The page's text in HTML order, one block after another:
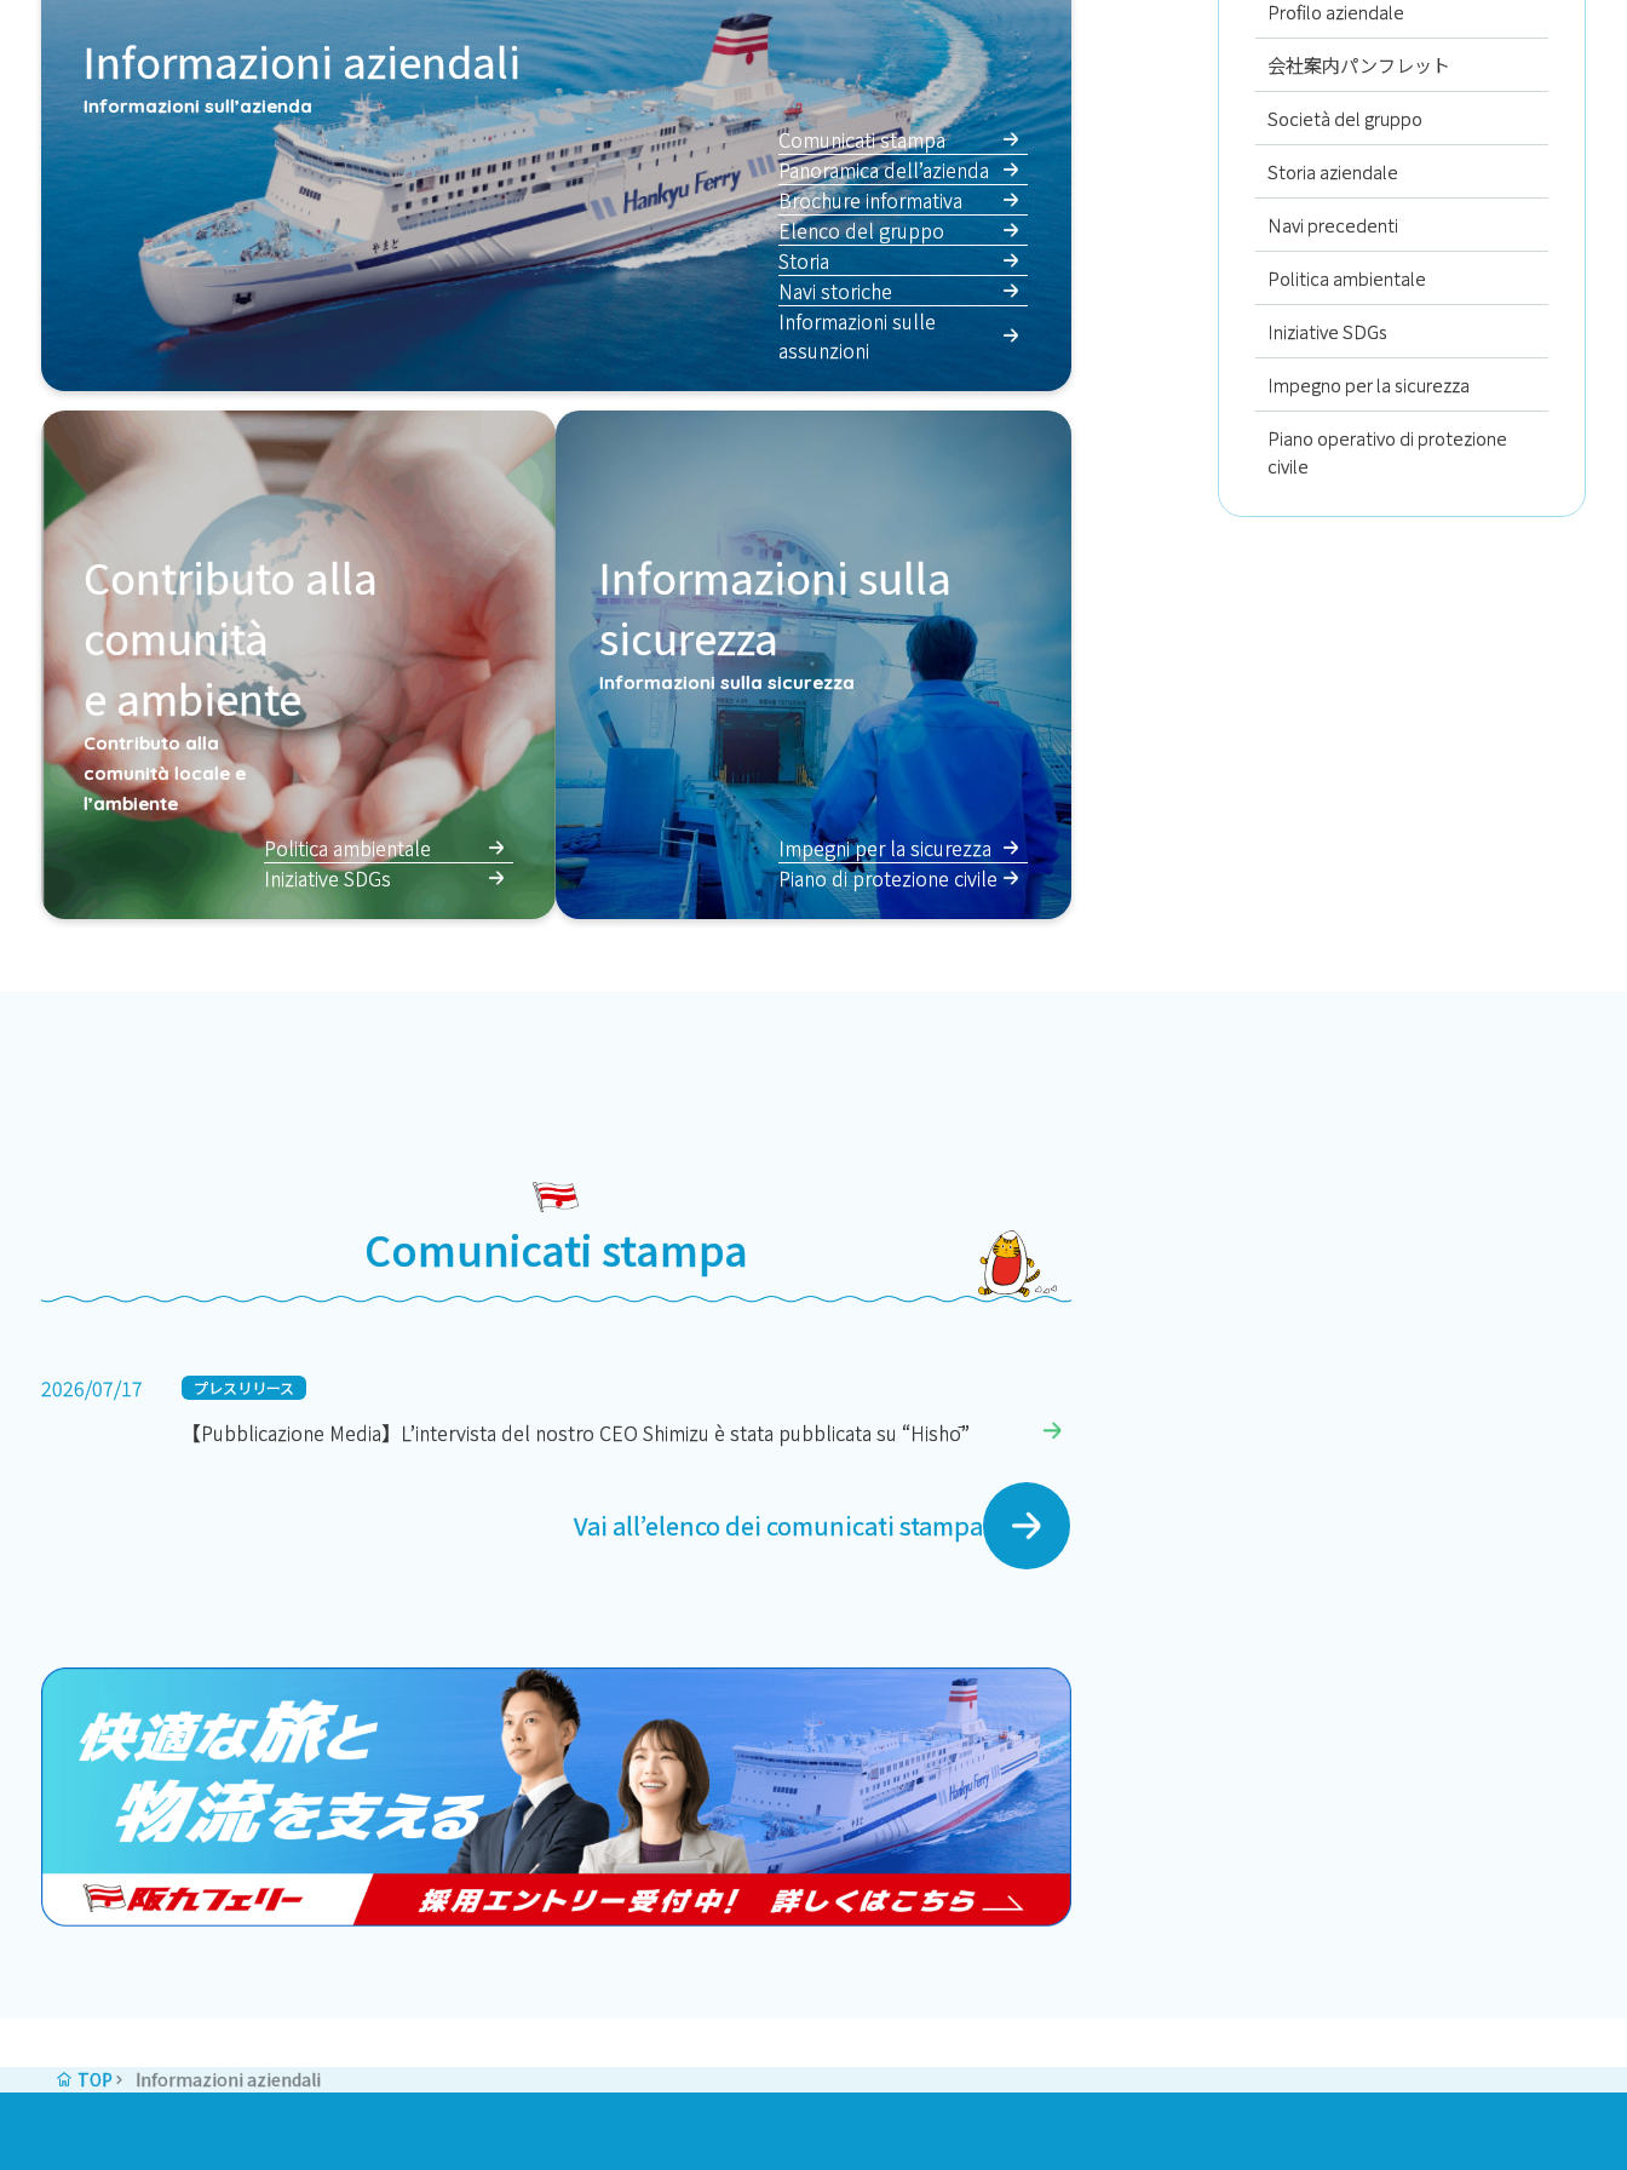
Informazioni aziendali
Informazioni sull’azienda
Comunicati stampa
Panoramica dell’azienda
Brochure informativa
Elenco del gruppo
Storia
Navi storiche
Informazioni sulle
assunzioni
Contributo alla
comunità
e ambiente
Contributo alla
comunità locale e
l’ambiente
Politica ambientale
Iniziative SDGs
Informazioni sulla
sicurezza
Informazioni sulla sicurezza
Impegni per la sicurezza
Piano di protezione civile
Comunicati stampa
2026/07/17 プレスリリース
【Pubblicazione Media】L’intervista del nostro CEO Shimizu è stata pubblicata su “Hishō”
Vai all’elenco dei comunicati stampa
Profilo aziendale
会社案内パンフレット
Società del gruppo
Storia aziendale
Navi precedenti
Politica ambientale
Iniziative SDGs
Impegno per la sicurezza
Piano operativo di protezione
civile
TOP Informazioni aziendali